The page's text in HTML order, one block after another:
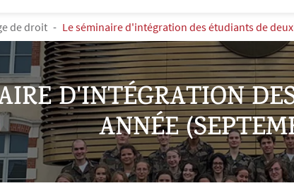
de droit Le séminaire d'intégration des étudiants de
D'INTÉGRATION
ANNÉE